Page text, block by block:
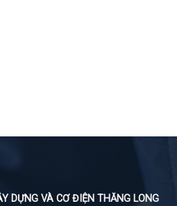
DỰNG VÀ CƠ ĐIỆN THĂNG LONG